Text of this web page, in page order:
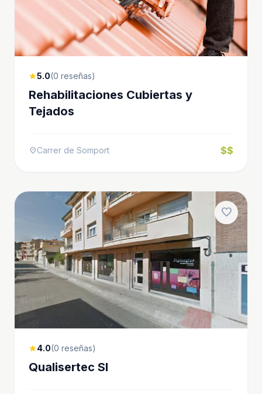
star5.0(0 reseñas)
Rehabilitaciones Cubiertas y
Tejados
location_onCarrer de Somport $$
favorite
star4.0(0 reseñas)
Qualisertec Sl